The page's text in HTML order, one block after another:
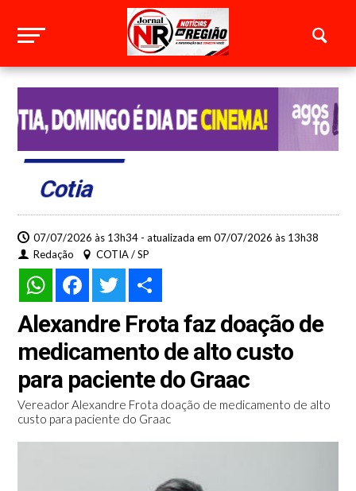
Cotia
07/07/2026 às 13h34 - atualizada em 07/07/2026 às 13h38
Redação
COTIA / SP
WhatsAppFacebookTwitter
Alexandre Frota faz doação de
medicamento de alto custo
para paciente do Graac
Vereador Alexandre Frota doação de medicamento de alto
custo para paciente do Graac